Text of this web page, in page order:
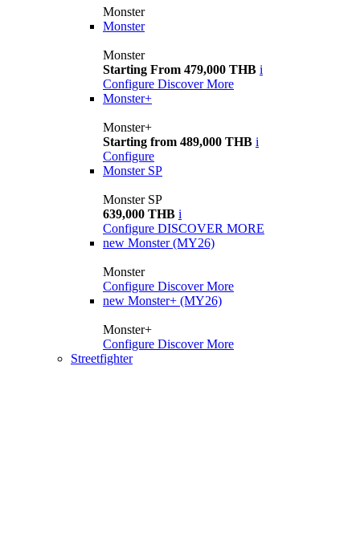
Monster
Monster
Monster
Starting From 479,000 THB i
Configure Discover More
Monster+
Monster+
Starting from 489,000 THB i
Configure
Monster SP
Monster SP
639,000 THB i
Configure DISCOVER MORE
new Monster (MY26)
Monster
Configure Discover More
new Monster+ (MY26)
Monster+
Configure Discover More
Streetfighter